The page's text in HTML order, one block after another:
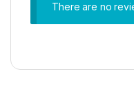
There are no